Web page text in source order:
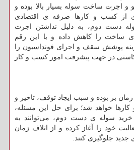
و اجرت ساخت سوله بسیار بالا بوده و
از کسب و کارها صرفه ی اقتصادی
دست دوم، به دلیل نداشتن اجرت
ساخت را کاهش داده و با این رقم
پوشش سقف و اجرای فونداسیون را
در جهت پیشرفت امور کسب و کار
بر بوده و سبب ایجاد توقف، تاخیر و
خواهد شد؛ برای حل این مسئله،
سوله ی دست دوم، می‌توانند به
خود را آغاز کرده و از اتلاف زمان
جلوگیری کنند.